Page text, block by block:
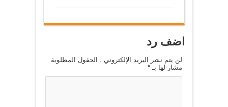
اضف رد
لن يتم نشر البريد الإلكتروني . الحقول المطلوبة
مشار لها بـ*